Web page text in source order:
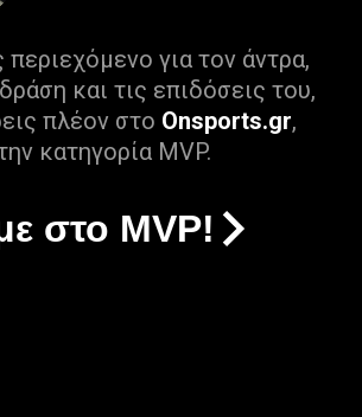
περιεχόμενο για τον άντρα,
και τις επιδόσεις του,
πλέον στο Onsports.gr,
κατηγορία MVP.
στο MVP!